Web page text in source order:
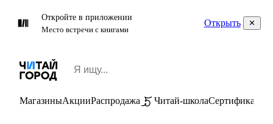
Откройте в приложении
Место встречи с книгами
Открыть
МагазиныАкцииРаспродажа Читай-школаСертификаты